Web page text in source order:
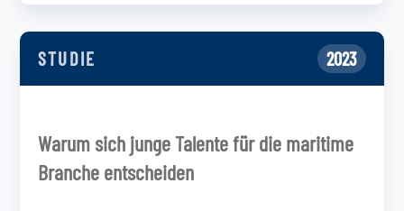
STUDIE 2023
Warum sich junge Talente für die maritime
Branche entscheiden